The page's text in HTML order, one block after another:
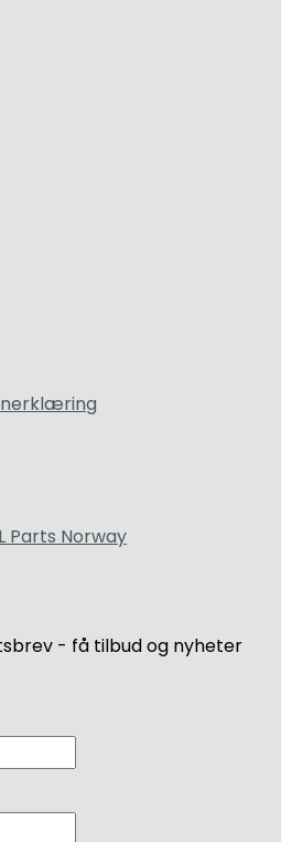
Parts Norway
- få tilbud og nyheter